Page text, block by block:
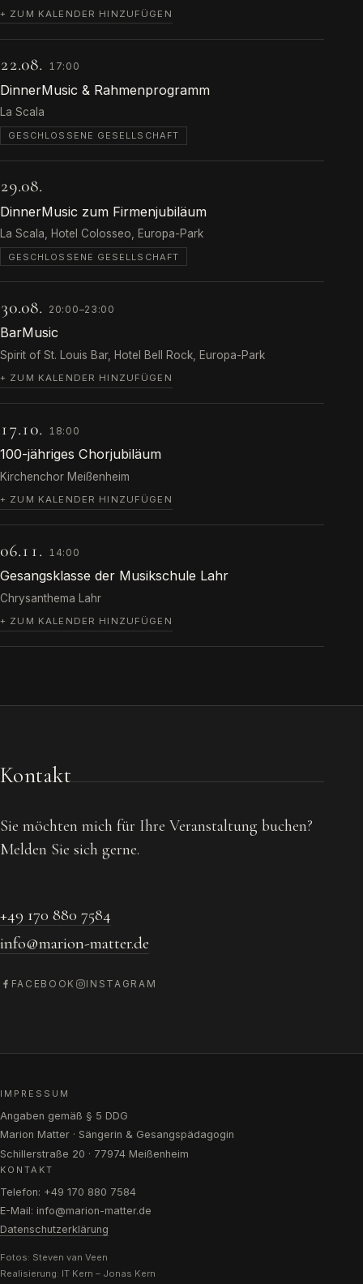
+ ZUM KALENDER HINZUFÜGEN
22.08. 17:00
DinnerMusic & Rahmenprogramm
La Scala
GESCHLOSSENE GESELLSCHAFT
29.08.
DinnerMusic zum Firmenjubiläum
La Scala, Hotel Colosseo, Europa-Park
GESCHLOSSENE GESELLSCHAFT
30.08. 20:00–23:00
BarMusic
Spirit of St. Louis Bar, Hotel Bell Rock, Europa-Park
+ ZUM KALENDER HINZUFÜGEN
17.10. 18:00
100-jähriges Chorjubiläum
Kirchenchor Meißenheim
+ ZUM KALENDER HINZUFÜGEN
06.11. 14:00
Gesangsklasse der Musikschule Lahr
Chrysanthema Lahr
+ ZUM KALENDER HINZUFÜGEN
Kontakt
Sie möchten mich für Ihre Veranstaltung buchen?
Melden Sie sich gerne.
+49 170 880 7584
info@marion-matter.de
FACEBOOK INSTAGRAM
IMPRESSUM
Angaben gemäß § 5 DDG
Marion Matter · Sängerin & Gesangspädagogin
Schillerstraße 20 · 77974 Meißenheim
KONTAKT
Telefon: +49 170 880 7584
E-Mail: info@marion-matter.de
Datenschutzerklärung
Fotos: Steven van Veen
Realisierung: IT Kern – Jonas Kern